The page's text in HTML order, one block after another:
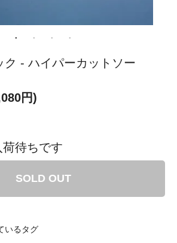
ク - ハイパーカットソー
円)
待ちです
SOLD OUT
いるタグ